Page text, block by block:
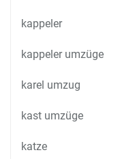
kappeler
kappeler umzüge
karel umzug
kast umzüge
katze